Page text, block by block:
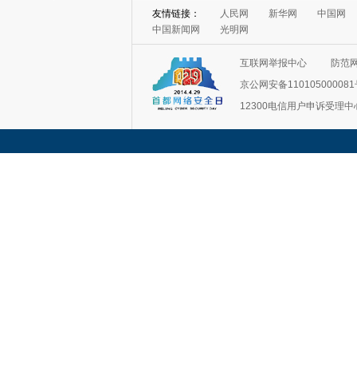
友情链接： 人民网 新华网
中国网
中国新闻网
光明网
互联网举报中心
防范
京公网安备110105000081
12300电信用户申诉受理中